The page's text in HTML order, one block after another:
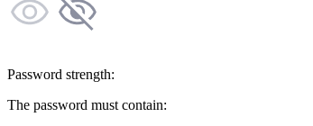
Password strength:
The password must contain: